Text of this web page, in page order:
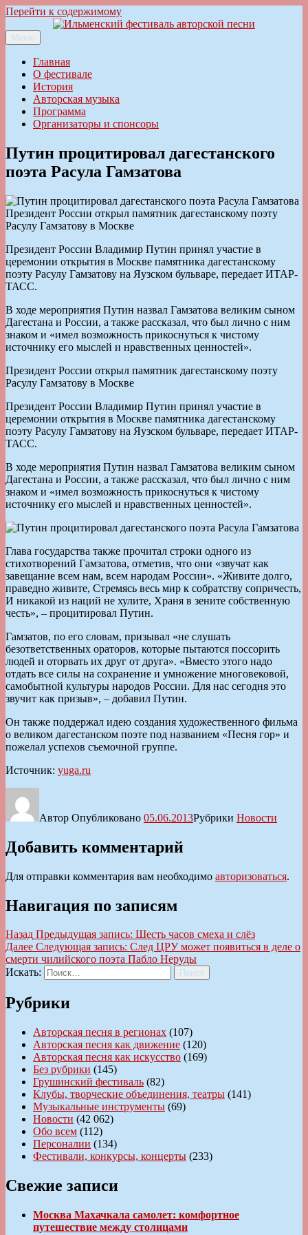
Перейти к содержимому
Ильменский фестиваль авторской песни
Меню
Главная
О фестивале
История
Авторская музыка
Программа
Организаторы и спонсоры
Путин процитировал дагестанского
поэта Расула Гамзатова
Президент России открыл памятник дагестанскому поэту
Расулу Гамзатову в Москве
Президент России Владимир Путин принял участие в
церемонии открытия в Москве памятника дагестанскому
поэту Расулу Гамзатову на Яузском бульваре, передает ИТАР-
ТАСС.
В ходе мероприятия Путин назвал Гамзатова великим сыном
Дагестана и России, а также рассказал, что был лично с ним
знаком и «имел возможность прикоснуться к чистому
источнику его мыслей и нравственных ценностей».
Президент России открыл памятник дагестанскому поэту
Расулу Гамзатову в Москве
Президент России Владимир Путин принял участие в
церемонии открытия в Москве памятника дагестанскому
поэту Расулу Гамзатову на Яузском бульваре, передает ИТАР-
ТАСС.
В ходе мероприятия Путин назвал Гамзатова великим сыном
Дагестана и России, а также рассказал, что был лично с ним
знаком и «имел возможность прикоснуться к чистому
источнику его мыслей и нравственных ценностей».
Глава государства также прочитал строки одного из
стихотворений Гамзатова, отметив, что они «звучат как
завещание всем нам, всем народам России». «Живите долго,
праведно живите, Стремясь весь мир к собратству сопричесть,
И никакой из наций не хулите, Храня в зените собственную
честь», – процитировал Путин.
Гамзатов, по его словам, призывал «не слушать
безответственных ораторов, которые пытаются поссорить
людей и оторвать их друг от друга». «Вместо этого надо
отдать все силы на сохранение и умножение многовековой,
самобытной культуры народов России. Для нас сегодня это
звучит как призыв», – добавил Путин.
Он также поддержал идею создания художественного фильма
о великом дагестанском поэте под названием «Песня гор» и
пожелал успехов съемочной группе.
Источник: yuga.ru
Автор Опубликовано 05.06.2013Рубрики Новости
Добавить комментарий
Для отправки комментария вам необходимо авторизоваться.
Навигация по записям
Назад Предыдущая запись: Шесть часов смеха и слёз
Далее Следующая запись: След ЦРУ может появиться в деле о
смерти чилийского поэта Пабло Неруды
Искать:
Поиск
Рубрики
Авторская песня в регионах (107)
Авторская песня как движение (120)
Авторская песня как искусство (169)
Без рубрики (145)
Грушинский фестиваль (82)
Клубы, творческие объединения, театры (141)
Музыкальные инструменты (69)
Новости (42 062)
Обо всем (112)
Персоналии (134)
Фестивали, конкурсы, концерты (233)
Свежие записи
Москва Махачкала самолет: комфортное
путешествие между столицами